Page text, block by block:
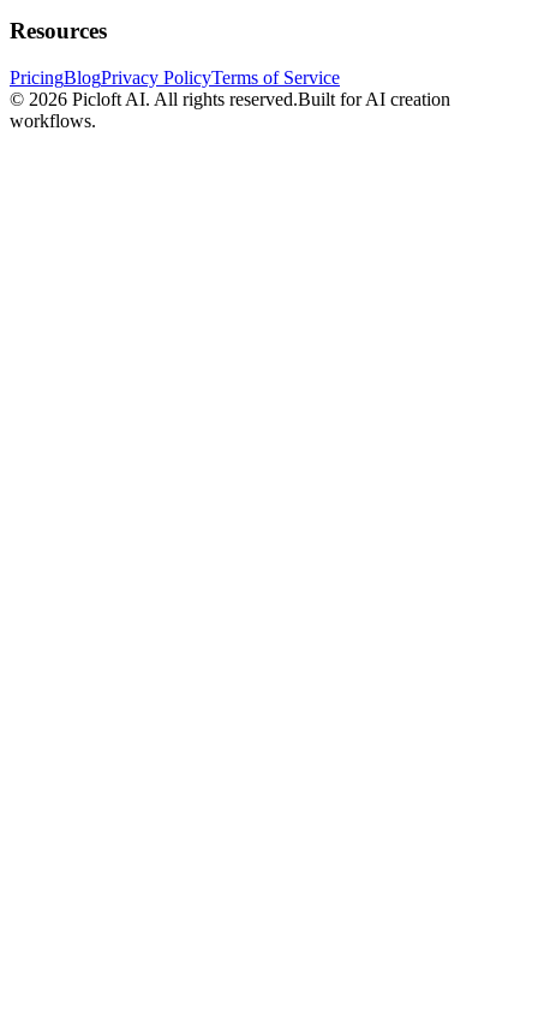
Resources
PricingBlogPrivacy PolicyTerms of Service
© 2026 Picloft AI. All rights reserved.Built for AI creation
workflows.